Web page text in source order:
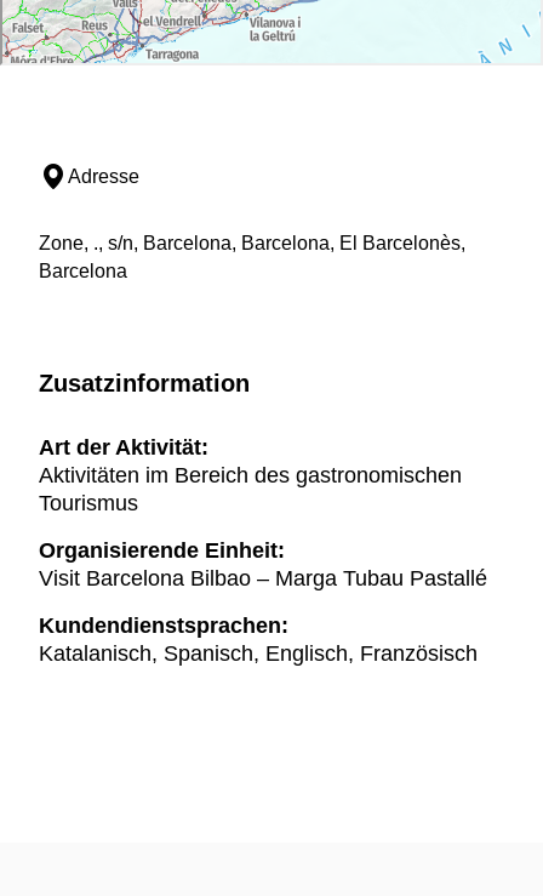
Adresse
Zone, ., s/n, Barcelona, Barcelona, El Barcelonès,
Barcelona
Zusatzinformation
Art der Aktivität:
Aktivitäten im Bereich des gastronomischen
Tourismus
Organisierende Einheit:
Visit Barcelona Bilbao – Marga Tubau Pastallé
Kundendienstsprachen:
Katalanisch, Spanisch, Englisch, Französisch